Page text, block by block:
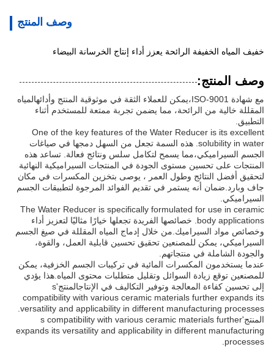
وصف المنتج
خفيف المياه الخفيفة الرائحة يعزز أداء إنتاج الخرسانة البيضاء
وصف المنتج:
مع شهادة ISO-9001،يمكن للعملاء الثقة في موثوقية المنتج وأدائهالمياه
المقللة خالية من الرائحة، مما يضمن تجربة ممتعة للمستخدم أثناء
التطبيق.
One of the key features of the Water Reducer is its excellent
solubility in water. هذه السمة تجعل من السهل دمجها في صياغات
الجسم السيراميكي،مما يسمح لتكامل سلس ونتائج فعالة. تساعد هذه
المنتجات على تحسين مستوى الجودة في المنتجات السيراميكية النهائية
لتحقيق أفضل النتائج وطول العمر ، يوصى بتخزين المكسرات في مكان
جاف وبارد.ضمان أنه يستمر في تقديم الفوائد المرجوة لتطبيقات الجسم
السيراميكي.
The Water Reducer is specifically formulated for use in ceramic
body applications. خصائصها الفريدة تجعلها خيارًا مثاليًا لتعزيز أداء
وخصائص مواد السيراميك.من خلال إدماج المياه المقللة في صيغ الجسم
السيراميكي، يمكن للمصنعين تحقيق تحسين قابلية العمل، والقوة،
والجودة الشاملة في منتجاتهم.
عندما يستخدمون المكسرات المائية في تركيبات الجسم الخزفية، يمكن
للمصنعين توقع زيادة السوائل وتقليل متطلبات محتوى المياه.هذا يؤدي
إلى تحسين كفاءة المعالجة وتوفير التكاليف في الإنتاجالمنتج's
compatibility with various ceramic materials further expands its
المنتج's compatibility with various ceramic materials further
expands its versatility and applicability in different manufacturing
processes.